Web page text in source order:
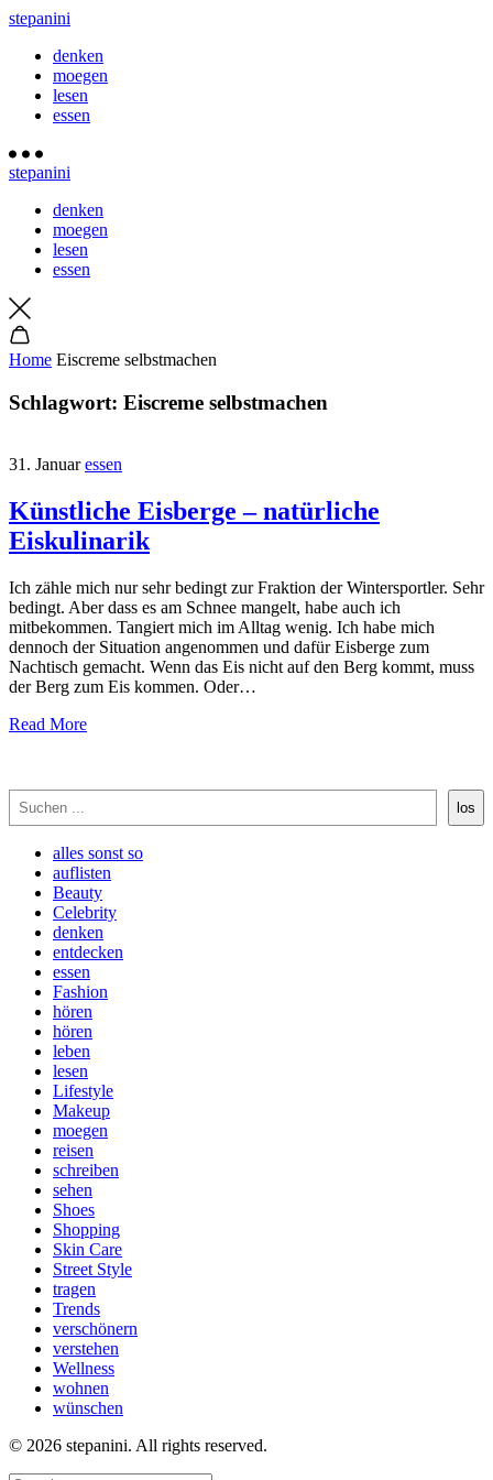
stepanini
denken
moegen
lesen
essen
stepanini
denken
moegen
lesen
essen
Home Eiscreme selbstmachen
Schlagwort: Eiscreme selbstmachen
31. Januar essen
Künstliche Eisberge – natürliche
Eiskulinarik
Ich zähle mich nur sehr bedingt zur Fraktion der Wintersportler. Sehr
bedingt. Aber dass es am Schnee mangelt, habe auch ich
mitbekommen. Tangiert mich im Alltag wenig. Ich habe mich
dennoch der Situation angenommen und dafür Eisberge zum
Nachtisch gemacht. Wenn das Eis nicht auf den Berg kommt, muss
der Berg zum Eis kommen. Oder…
Read More
Suchen
los
alles sonst so
auflisten
Beauty
Celebrity
denken
entdecken
essen
Fashion
hören
hören
leben
lesen
Lifestyle
Makeup
moegen
reisen
schreiben
sehen
Shoes
Shopping
Skin Care
Street Style
tragen
Trends
verschönern
verstehen
Wellness
wohnen
wünschen
© 2026 stepanini. All rights reserved.